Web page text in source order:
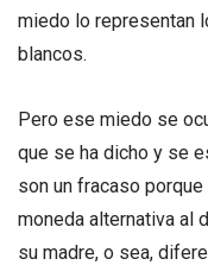
miedo lo representan
blancos.
Pero ese miedo se
que se ha dicho y se
son un fracaso
moneda alternativa al
su madre, o sea,